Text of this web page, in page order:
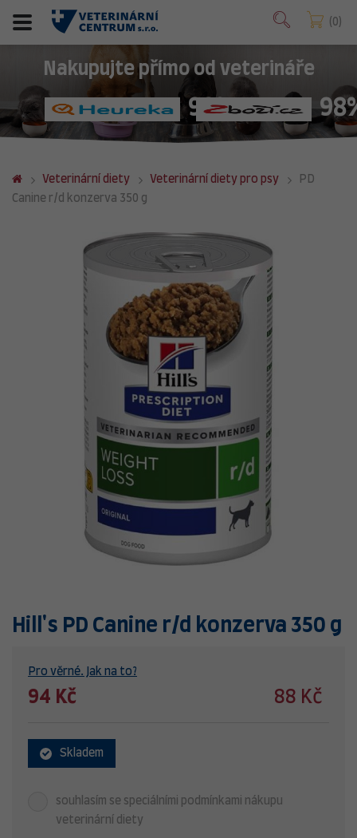
0
Nakupujte přímo od veterináře
98%
Veterinární diety Veterinární diety pro psy
PD
Canine r/d konzerva 350 g
Hill's PD Canine r/d konzerva 350 g
Pro věrné. Jak na to?
94 Kč 88 Kč
Skladem
souhlasím se speciálními podmínkami nákupu
veterinární diety